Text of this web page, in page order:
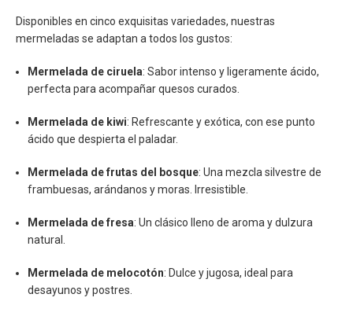
Disponibles en cinco exquisitas variedades, nuestras
mermeladas se adaptan a todos los gustos:
Mermelada de ciruela: Sabor intenso y ligeramente ácido,
perfecta para acompañar quesos curados.
Mermelada de kiwi: Refrescante y exótica, con ese punto
ácido que despierta el paladar.
Mermelada de frutas del bosque: Una mezcla silvestre de
frambuesas, arándanos y moras. Irresistible.
Mermelada de fresa: Un clásico lleno de aroma y dulzura
natural.
Mermelada de melocotón: Dulce y jugosa, ideal para
desayunos y postres.